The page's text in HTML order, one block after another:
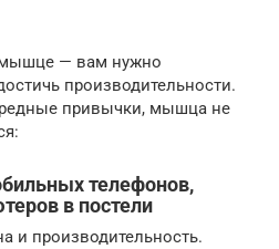
— вам нужно
производительности.
привычки, мышца не
телефонов,
в постели
и производительность.